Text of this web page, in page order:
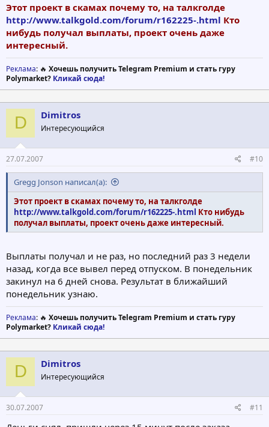
Этот проект в скамах почему то, на талкголде
http://www.talkgold.com/forum/r162225-.html Кто
нибудь получал выплаты, проект очень даже
интересный.
Реклама: 🔥 Хочешь получить Telegram Premium и стать гуру
Polymarket? Кликай сюда!
D Dimitros
Интересующийся
27.07.2007 #10
Gregg Jonson написал(а):
Этот проект в скамах почему то, на талкголде
http://www.talkgold.com/forum/r162225-.html Кто нибудь
получал выплаты, проект очень даже интересный.
Выплаты получал и не раз, но последний раз 3 недели
назад, когда все вывел перед отпуском. В понедельник
закинул на 6 дней снова. Результат в ближайший
понедельник узнаю.
Реклама: 🔥 Хочешь получить Telegram Premium и стать гуру
Polymarket? Кликай сюда!
D Dimitros
Интересующийся
30.07.2007 #11